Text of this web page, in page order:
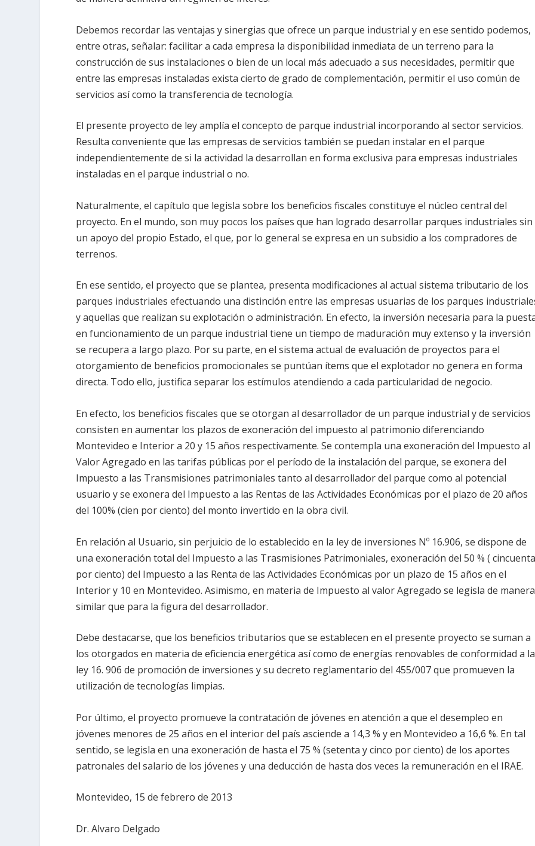
Debemos recordar las ventajas y sinergias que ofrece un parque industrial y en ese sentido podemos,
entre otras, señalar: facilitar a cada empresa la disponibilidad inmediata de un terreno para la
construcción de sus instalaciones o bien de un local más adecuado a sus necesidades, permitir que
entre las empresas instaladas exista cierto de grado de complementación, permitir el uso común de
servicios así como la transferencia de tecnología.
El presente proyecto de ley amplía el concepto de parque industrial incorporando al sector servicios.
Resulta conveniente que las empresas de servicios también se puedan instalar en el parque
independientemente de si la actividad la desarrollan en forma exclusiva para empresas industriales
instaladas en el parque industrial o no.
Naturalmente, el capítulo que legisla sobre los beneficios fiscales constituye el núcleo central del
proyecto. En el mundo, son muy pocos los países que han logrado desarrollar parques industriales sin
un apoyo del propio Estado, el que, por lo general se expresa en un subsidio a los compradores de
terrenos.
En ese sentido, el proyecto que se plantea, presenta modificaciones al actual sistema tributario de los
parques industriales efectuando una distinción entre las empresas usuarias de los parques
y aquellas que realizan su explotación o administración. En efecto, la inversión necesaria para la
en funcionamiento de un parque industrial tiene un tiempo de maduración muy extenso y la inversión
se recupera a largo plazo. Por su parte, en el sistema actual de evaluación de proyectos para el
otorgamiento de beneficios promocionales se puntúan ítems que el explotador no genera en forma
directa. Todo ello, justifica separar los estímulos atendiendo a cada particularidad de negocio.
En efecto, los beneficios fiscales que se otorgan al desarrollador de un parque industrial y de servicios
consisten en aumentar los plazos de exoneración del impuesto al patrimonio diferenciando
Montevideo e Interior a 20 y 15 años respectivamente. Se contempla una exoneración del Impuesto al
Valor Agregado en las tarifas públicas por el período de la instalación del parque, se exonera del
Impuesto a las Transmisiones patrimoniales tanto al desarrollador del parque como al potencial
usuario y se exonera del Impuesto a las Rentas de las Actividades Económicas por el plazo de 20 años
del 100% (cien por ciento) del monto invertido en la obra civil.
En relación al Usuario, sin perjuicio de lo establecido en la ley de inversiones Nº 16.906, se dispone de
una exoneración total del Impuesto a las Trasmisiones Patrimoniales, exoneración del 50 % (
por ciento) del Impuesto a las Renta de las Actividades Económicas por un plazo de 15 años en el
Interior y 10 en Montevideo. Asimismo, en materia de Impuesto al valor Agregado se legisla de manera
similar que para la figura del desarrollador.
Debe destacarse, que los beneficios tributarios que se establecen en el presente proyecto se suman a
los otorgados en materia de eficiencia energética así como de energías renovables de conformidad a la
ley 16. 906 de promoción de inversiones y su decreto reglamentario del 455/007 que promueven la
utilización de tecnologías limpias.
Por último, el proyecto promueve la contratación de jóvenes en atención a que el desempleo en
jóvenes menores de 25 años en el interior del país asciende a 14,3 % y en Montevideo a 16,6 %. En tal
sentido, se legisla en una exoneración de hasta el 75 % (setenta y cinco por ciento) de los aportes
patronales del salario de los jóvenes y una deducción de hasta dos veces la remuneración en el IRAE.
Montevideo, 15 de febrero de 2013
Dr. Alvaro Delgado